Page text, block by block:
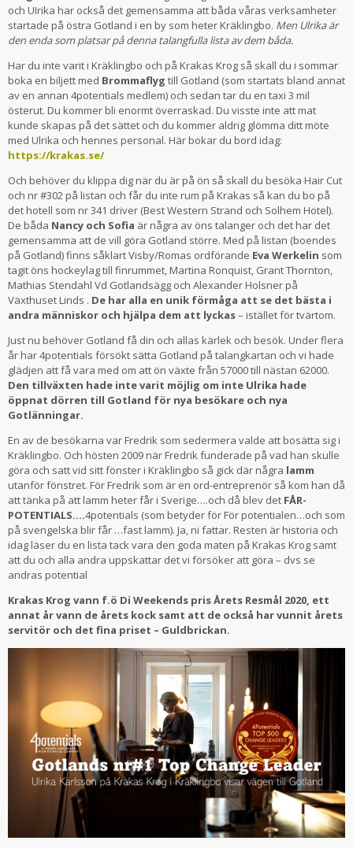
och UIrika har också det gemensamma att båda våras verksamheter
startade på östra Gotland i en by som heter Kräklingbo. Men Ulrika är
den enda som platsar på denna talangfulla lista av dem båda.
Har du inte varit i Kräklingbo och på Krakas Krog så skall du i sommar
boka en biljett med Brommaflyg till Gotland (som startats bland annat
av en annan 4potentials medlem) och sedan tar du en taxi 3 mil
österut. Du kommer bli enormt överraskad. Du visste inte att mat
kunde skapas på det sättet och du kommer aldrig glömma ditt möte
med Ulrika och hennes personal. Här bokar du bord idag:
https://krakas.se/
Och behöver du klippa dig när du är på ön så skall du besöka Hair Cut
och nr #302 på listan och får du inte rum på Krakas så kan du bo på
det hotell som nr 341 driver (Best Western Strand och Solhem Hotel).
De båda Nancy och Sofia är några av öns talanger och det har det
gemensamma att de vill göra Gotland större. Med på listan (boendes
på Gotland) finns såklart Visby/Romas ordförande Eva Werkelin som
tagit öns hockeylag till finrummet, Martina Ronquist, Grant Thornton,
Mathias Stendahl Vd Gotlandsägg och Alexander Holsner på
Växthuset Linds . De har alla en unik förmåga att se det bästa i
andra människor och hjälpa dem att lyckas– istället för tvärtom.
Just nu behöver Gotland få din och allas kärlek och besök. Under flera
år har 4potentials försökt sätta Gotland på talangkartan och vi hade
glädjen att få vara med om att ön växte från 57000 till nästan 62000.
Den tillväxten hade inte varit möjlig om inte Ulrika hade
öppnat dörren till Gotland för nya besökare och nya
Gotlänningar.
En av de besökarna var Fredrik som sedermera valde att bosätta sig i
Kräklingbo. Och hösten 2009 när Fredrik funderade på vad han skulle
göra och satt vid sitt fönster i Kräklingbo så gick där några lamm
utanför fönstret. För Fredrik som är en ord-entreprenör så kom han då
att tänka på att lamm heter får i Sverige….och då blev det FÅR-
POTENTIALS….4potentials (som betyder för För potentialen…och som
på svengelska blir får …fast lamm). Ja, ni fattar. Resten är historia och
idag läser du en lista tack vara den goda maten på Krakas Krog samt
att du och alla andra uppskattar det vi försöker att göra – dvs se
andras potential
Krakas Krog vann f.ö Di Weekends pris Årets Resmål 2020, ett
annat år vann de årets kock samt att de också har vunnit årets
servitör och det fina priset – Guldbrickan.